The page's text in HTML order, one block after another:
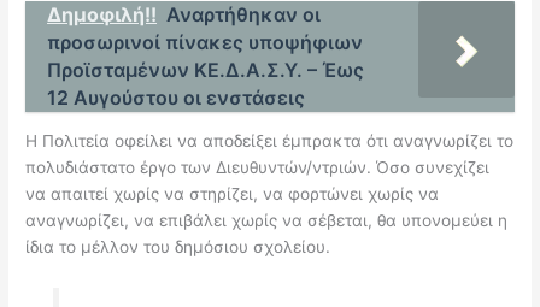
Δημοφιλή!! Αναρτήθηκαν οι
προσωρινοί πίνακες υποψήφιων
Προϊσταμένων ΚΕ.Δ.Α.Σ.Υ. – Έως
12 Αυγούστου οι ενστάσεις
Η Πολιτεία οφείλει να αποδείξει έμπρακτα ότι αναγνωρίζει το
πολυδιάστατο έργο των Διευθυντών/ντριών. Όσο συνεχίζει
να απαιτεί χωρίς να στηρίζει, να φορτώνει χωρίς να
αναγνωρίζει, να επιβάλει χωρίς να σέβεται, θα υπονομεύει η
ίδια το μέλλον του δημόσιου σχολείου.